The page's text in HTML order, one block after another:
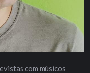
com músicos